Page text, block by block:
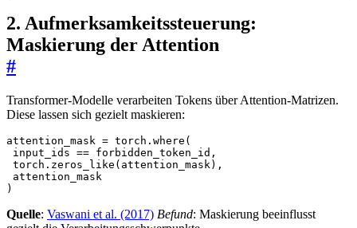
2. Aufmerksamkeitssteuerung:
Maskierung der Attention
#
Transformer-Modelle verarbeiten Tokens über Attention-Matrizen.
Diese lassen sich gezielt maskieren:
attention_mask = torch . where (
input_ids == forbidden_token_id ,
torch . zeros_like ( attention_mask ),
attention_mask
)
Quelle: Vaswani et al. (2017) Befund: Maskierung beeinflusst